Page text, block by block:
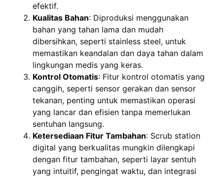
efektif.
Kualitas Bahan: Diproduksi menggunakan
bahan yang tahan lama dan mudah
dibersihkan, seperti stainless steel, untuk
memastikan keandalan dan daya tahan dalam
lingkungan medis yang keras.
Kontrol Otomatis: Fitur kontrol otomatis yang
canggih, seperti sensor gerakan dan sensor
tekanan, penting untuk memastikan operasi
yang lancar dan efisien tanpa memerlukan
sentuhan langsung.
Ketersediaan Fitur Tambahan: Scrub station
digital yang berkualitas mungkin dilengkapi
dengan fitur tambahan, seperti layar sentuh
yang intuitif, pengingat waktu, dan integrasi